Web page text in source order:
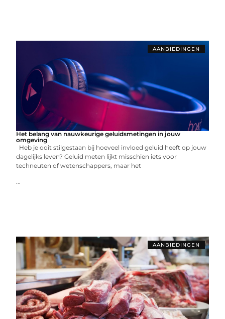
AANBIEDINGEN
Het belang van nauwkeurige geluidsmetingen in jouw
omgeving
Heb je ooit stilgestaan bij hoeveel invloed geluid heeft op jouw
dagelijks leven? Geluid meten lijkt misschien iets voor
techneuten of wetenschappers, maar het
...
AANBIEDINGEN